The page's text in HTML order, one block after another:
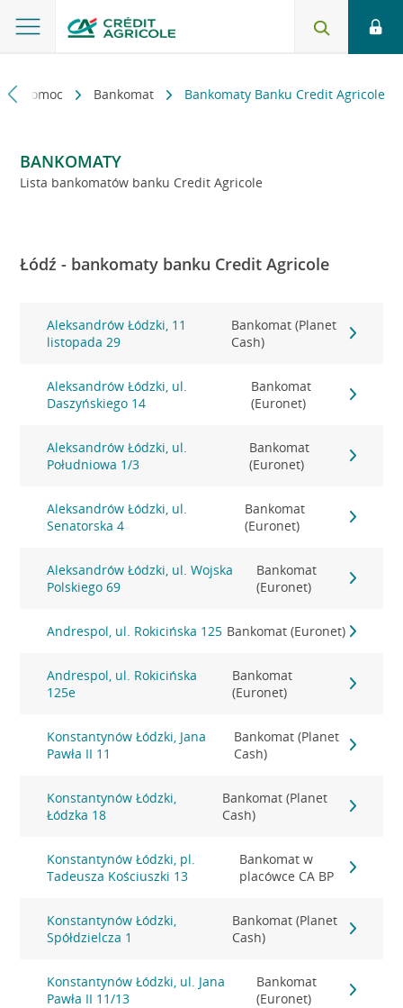
i pomoc Bankomat Bankomaty Banku Credit Agricole
BANKOMATY
Lista bankomatów banku Credit Agricole
Łódź - bankomaty banku Credit Agricole
Aleksandrów Łódzki, 11
listopada 29
Bankomat (Planet
Cash)
Aleksandrów Łódzki, ul.
Daszyńskiego 14
Bankomat
(Euronet)
Aleksandrów Łódzki, ul.
Południowa 1/3
Bankomat
(Euronet)
Aleksandrów Łódzki, ul.
Senatorska 4
Bankomat
(Euronet)
Aleksandrów Łódzki, ul. Wojska
Polskiego 69
Bankomat
(Euronet)
Andrespol, ul. Rokicińska 125 Bankomat (Euronet)
Andrespol, ul. Rokicińska
125e
Bankomat
(Euronet)
Konstantynów Łódzki, Jana
Pawła II 11
Bankomat (Planet
Cash)
Konstantynów Łódzki,
Łódzka 18
Bankomat (Planet
Cash)
Konstantynów Łódzki, pl.
Tadeusza Kościuszki 13
Bankomat w
placówce CA BP
Konstantynów Łódzki,
Spółdzielcza 1
Bankomat (Planet
Cash)
Konstantynów Łódzki, ul. Jana
Pawła II 11/13
Bankomat
(Euronet)